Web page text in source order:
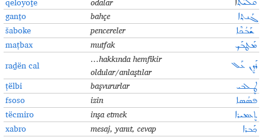
ganṯo bahçe ܓܰܢܬ݂ܐ
šaboke pencereler ܫܰܒܳܟܶܐ
maṭbax mutfak ܡܰܛܒܰܟ݂
raḏën cal
…hakkında hemfikir
oldular/anlaştılar
ܪܰܕ݂ܷܢ ܥܰܠ
ṭëlbi başvururlar ܛܷـܠܒܝ
fsoso izin ܦܣܳܣܐ
tëcmiro inşa etmek ܬܷܥܡܝܪܐ
xabro mesaj, yanıt, cevap ܟ݂ܰܒܪܐ